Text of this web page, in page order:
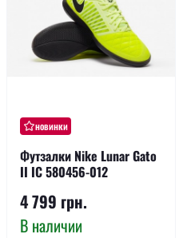
новинки
Футзалки Nike Lunar Gato
II IC 580456-012
4 799 грн.
В наличии